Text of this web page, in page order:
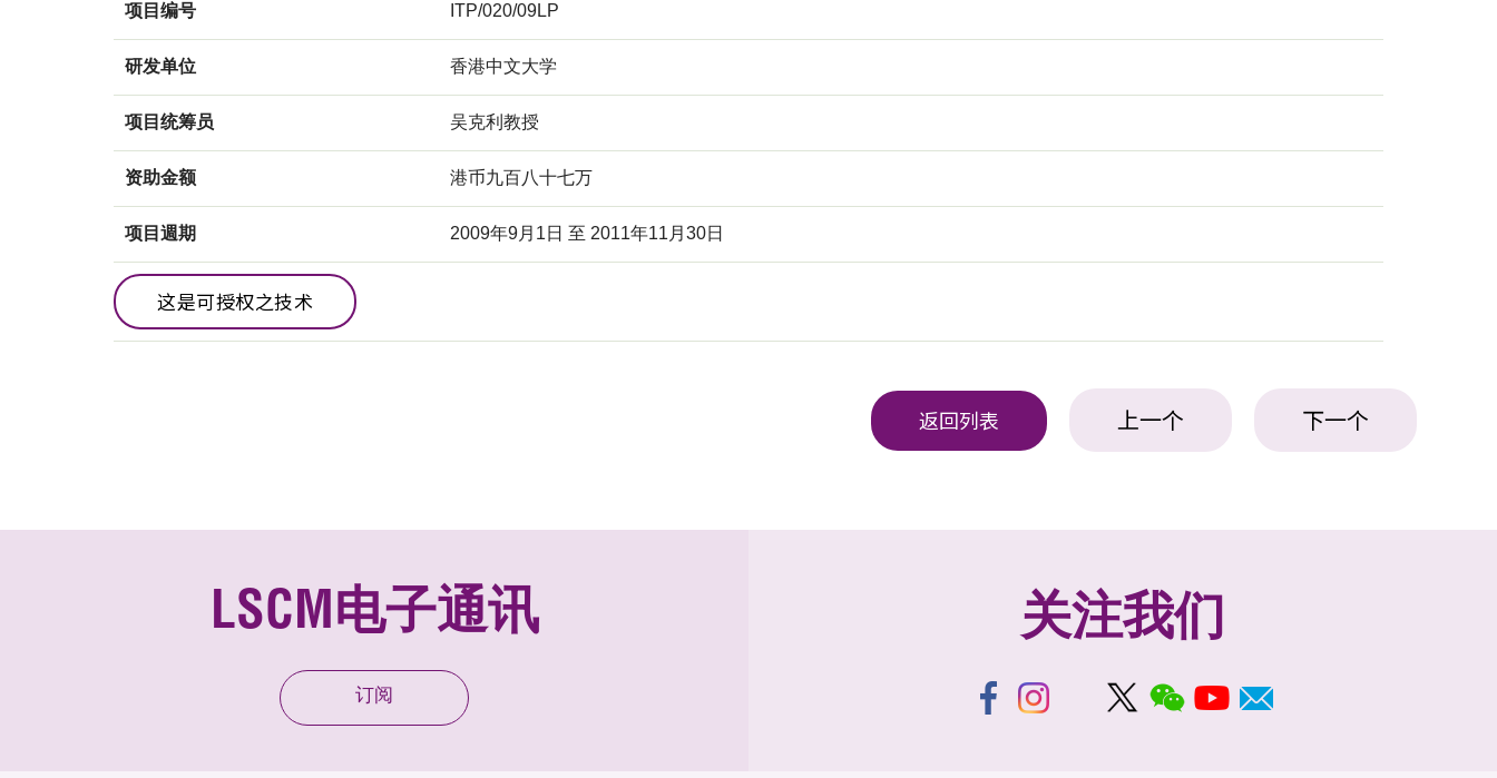
项目编号 ITP/020/09LP
研发单位 香港中文大学
项目统筹员 吴克利教授
资助金额 港币九百八十七万
项目週期 2009年9月1日 至 2011年11月30日
这是可授权之技术
返回列表 上一个 下一个
LSCM电子通讯
订阅
关注我们